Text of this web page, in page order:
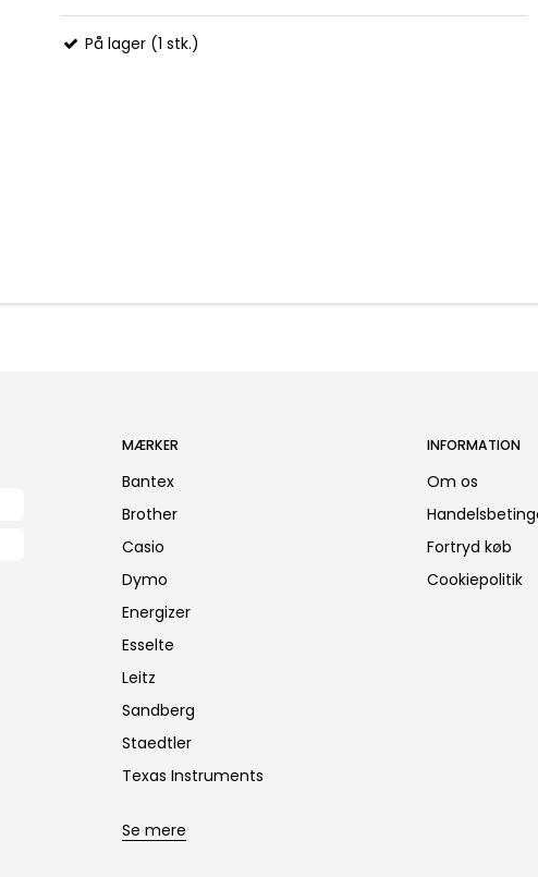
På lager (1 stk.)
MÆRKER
Bantex
Brother
Casio
Dymo
Energizer
Esselte
Leitz
Sandberg
Staedtler
Texas Instruments
Se mere
INFORMATION
Om os
Fortryd køb
Cookiepolitik